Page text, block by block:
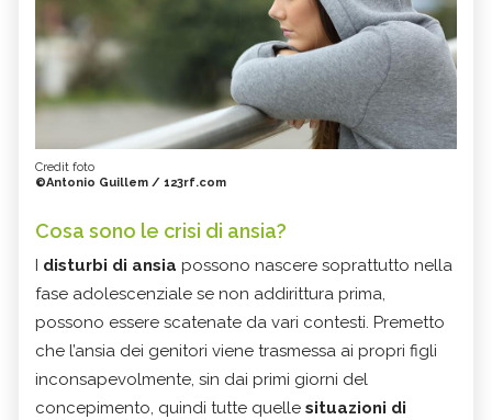
Credit foto
©Antonio Guillem / 123rf.com
Cosa sono le crisi di ansia?
I disturbi di ansia possono nascere soprattutto nella
fase adolescenziale se non addirittura prima,
possono essere scatenate da vari contesti. Premetto
che l’ansia dei genitori viene trasmessa ai propri figli
inconsapevolmente, sin dai primi giorni del
concepimento, quindi tutte quelle situazioni di